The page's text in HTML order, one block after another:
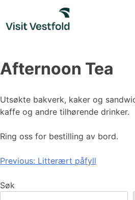
content
Afternoon Tea
Utsøkte bakverk, kaker og
kaffe og andre tilhørende drinker.
Ring oss for bestilling av bord.
Innleggsnavigasjon
Previous: Litterært påfyll
Søk